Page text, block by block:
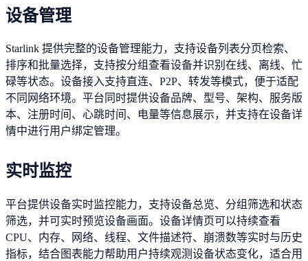
设备管理
Starlink 提供完整的设备管理能力，支持设备列表分页检索、
排序和批量选择，支持按分组查看设备并识别在线、离线、忙
碌等状态。设备接入支持直连、P2P、转发等模式，便于适配
不同网络环境。平台同时提供设备品牌、型号、架构、服务版
本、注册时间、心跳时间、电量等信息展示，并支持在设备详
情中进行用户绑定管理。
实时监控
平台提供设备实时监控能力，支持设备总览、分组筛选和状态
筛选，并可实时预览设备画面。设备详情页可以持续查看
CPU、内存、网络、线程、文件描述符、崩溃数等实时与历史
指标，结合图表能力帮助用户持续观测设备状态变化，适合用